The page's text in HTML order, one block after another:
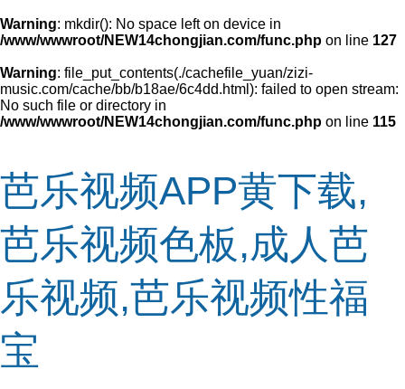
Warning: mkdir(): No space left on device in
/www/wwwroot/NEW14chongjian.com/func.php on line 127
Warning: file_put_contents(./cachefile_yuan/zizi-
music.com/cache/bb/b18ae/6c4dd.html): failed to open stream:
No such file or directory in
/www/wwwroot/NEW14chongjian.com/func.php on line 115
芭乐视频APP黄下载,
芭乐视频色板,成人芭
乐视频,芭乐视频性福
宝